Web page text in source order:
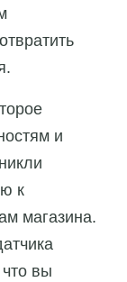
и
к
магазина.
вы